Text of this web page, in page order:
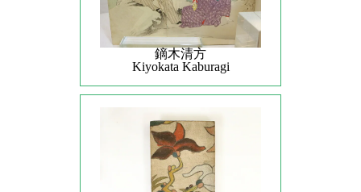
鏑木清方
Kiyokata Kaburagi